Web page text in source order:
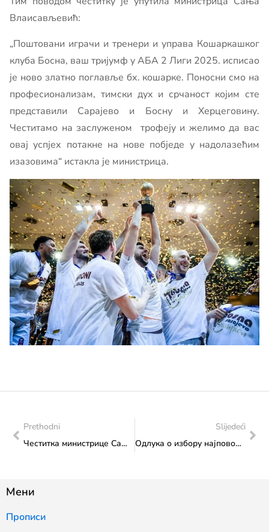
Влаисављевић:
„Поштовани играчи и тренери и управа Кошаркашког
клуба Босна, ваш тријумф у АБА 2 Лиги 2025. исписао
је ново златно поглавље бх. кошарке. Поносни смо на
професионализам, тимски дух и срчаност којим сте
представили Сарајево и Босну и Херцеговину.
Честитамо на заслуженом трофеју и желимо да вас
овај успјех потакне на нове побједе у надолазећим
изазовима“ истакла је министрица.
Prethodni
Честитка министрице Сање Влаисављевић предсједнику Управног одбора Кошаркашког клуба „Босна“ Дубравку Барбарићу
Slijedeći
Одлука о избору најповољнијег понуђача – набавка канцеларијског намјештаја
Мени
Прописи